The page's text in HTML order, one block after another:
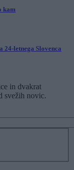
kam
letnega Slovenca
in dvakrat
svežih novic.